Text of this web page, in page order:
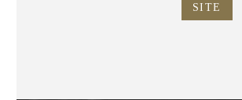
SITE